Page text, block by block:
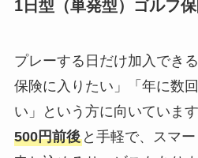
1日型（単発型）ゴルフ
プレーする日だけ加入でき
保険に入りたい」「年に数
い」という方に向いていま
500円前後と手軽で、スマ